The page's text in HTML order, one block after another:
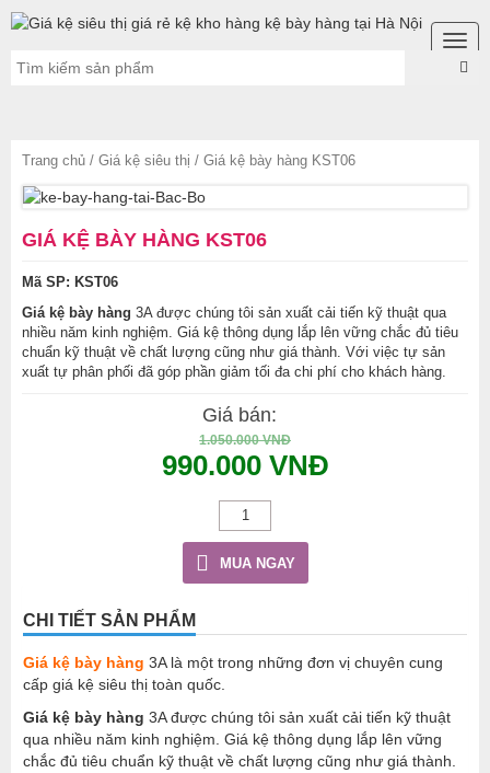
Trang chủ / Giá kệ siêu thị / Giá kệ bày hàng KST06
GIÁ KỆ BÀY HÀNG KST06
Mã SP: KST06
Giá kệ bày hàng 3A được chúng tôi sản xuất cải tiến kỹ thuật qua
nhiều năm kinh nghiệm. Giá kệ thông dụng lắp lên vững chắc đủ tiêu
chuẩn kỹ thuật về chất lượng cũng như giá thành. Với việc tự sản
xuất tự phân phối đã góp phần giảm tối đa chi phí cho khách hàng.
Giá bán:
1.050.000 VNĐ
990.000 VNĐ
MUA NGAY
CHI TIẾT SẢN PHẨM
Giá kệ bày hàng 3A là một trong những đơn vị chuyên cung
cấp giá kệ siêu thị toàn quốc.
Giá kệ bày hàng 3A được chúng tôi sản xuất cải tiến kỹ thuật
qua nhiều năm kinh nghiệm. Giá kệ thông dụng lắp lên vững
chắc đủ tiêu chuẩn kỹ thuật về chất lượng cũng như giá thành.